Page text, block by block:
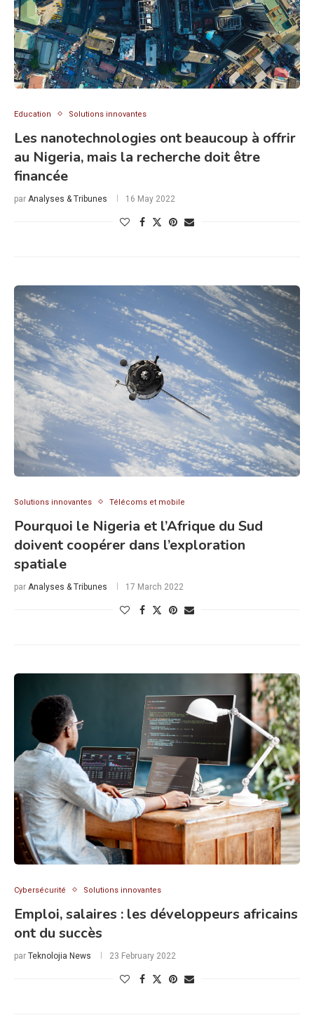
Education Solutions innovantes
Les nanotechnologies ont beaucoup à offrir
au Nigeria, mais la recherche doit être
financée
par Analyses & Tribunes 16 May 2022
Solutions innovantes Télécoms et mobile
Pourquoi le Nigeria et l’Afrique du Sud
doivent coopérer dans l’exploration
spatiale
par Analyses & Tribunes 17 March 2022
Cybersécurité Solutions innovantes
Emploi, salaires : les développeurs africains
ont du succès
par Teknolojia News 23 February 2022